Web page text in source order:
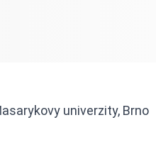
univerzity, Brno